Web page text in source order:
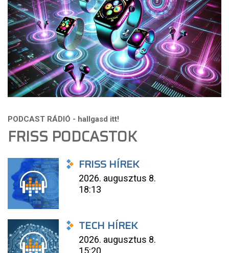
FRISS PODCASTOK
FRISS HÍREK
2026. augusztus 8.
18:13
TECH HÍREK
2026. augusztus 8.
15:20